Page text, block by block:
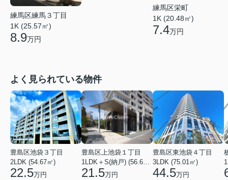
練馬区練馬３丁目
1K (25.57㎡)
8.9万円
練馬区栄町
1K (20.48㎡)
7.4万円
よく見られている物件
豊島区池袋３丁目
2LDK (54.67㎡)
22.5万円
豊島区上池袋１丁目
1LDK＋S(納戸) (56.61㎡)
21.5万円
豊島区東池袋４丁目
3LDK (75.01㎡)
44.5万円